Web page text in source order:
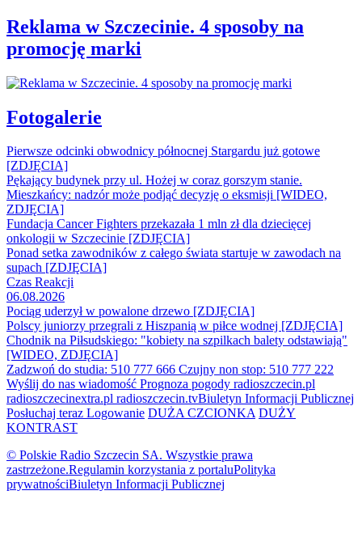
Reklama w Szczecinie. 4 sposoby na
promocję marki
Fotogalerie
Pierwsze odcinki obwodnicy północnej Stargardu już gotowe
[ZDJĘCIA]
Pękający budynek przy ul. Hożej w coraz gorszym stanie.
Mieszkańcy: nadzór może podjąć decyzję o eksmisji [WIDEO,
ZDJĘCIA]
Fundacja Cancer Fighters przekazała 1 mln zł dla dziecięcej
onkologii w Szczecinie [ZDJĘCIA]
Ponad setka zawodników z całego świata startuje w zawodach na
supach [ZDJĘCIA]
Czas Reakcji
06.08.2026
Pociąg uderzył w powalone drzewo [ZDJĘCIA]
Polscy juniorzy przegrali z Hiszpanią w piłce wodnej [ZDJĘCIA]
Chodnik na Piłsudskiego: "kobiety na szpilkach balety odstawiają"
[WIDEO, ZDJĘCIA]
Zadzwoń do studia: 510 777 666 Czujny non stop: 510 777 222
Wyślij do nas wiadomość Prognoza pogody radioszczecin.pl
radioszczecinextra.pl radioszczecin.tvBiuletyn Informacji Publicznej
Posłuchaj teraz Logowanie DUŻA CZCIONKA DUŻY
KONTRAST
© Polskie Radio Szczecin SA. Wszystkie prawa
zastrzeżone.Regulamin korzystania z portaluPolityka
prywatnościBiuletyn Informacji Publicznej